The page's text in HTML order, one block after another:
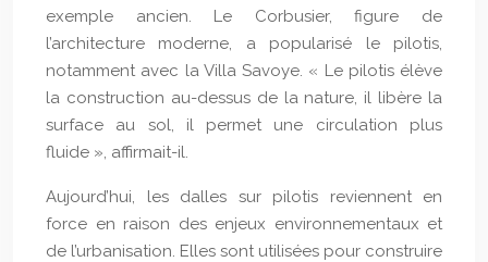
exemple ancien. Le Corbusier, figure de
l’architecture moderne, a popularisé le pilotis,
notamment avec la Villa Savoye. « Le pilotis élève
la construction au-dessus de la nature, il libère la
surface au sol, il permet une circulation plus
fluide », affirmait-il.
Aujourd’hui, les dalles sur pilotis reviennent en
force en raison des enjeux environnementaux et
de l’urbanisation. Elles sont utilisées pour construire